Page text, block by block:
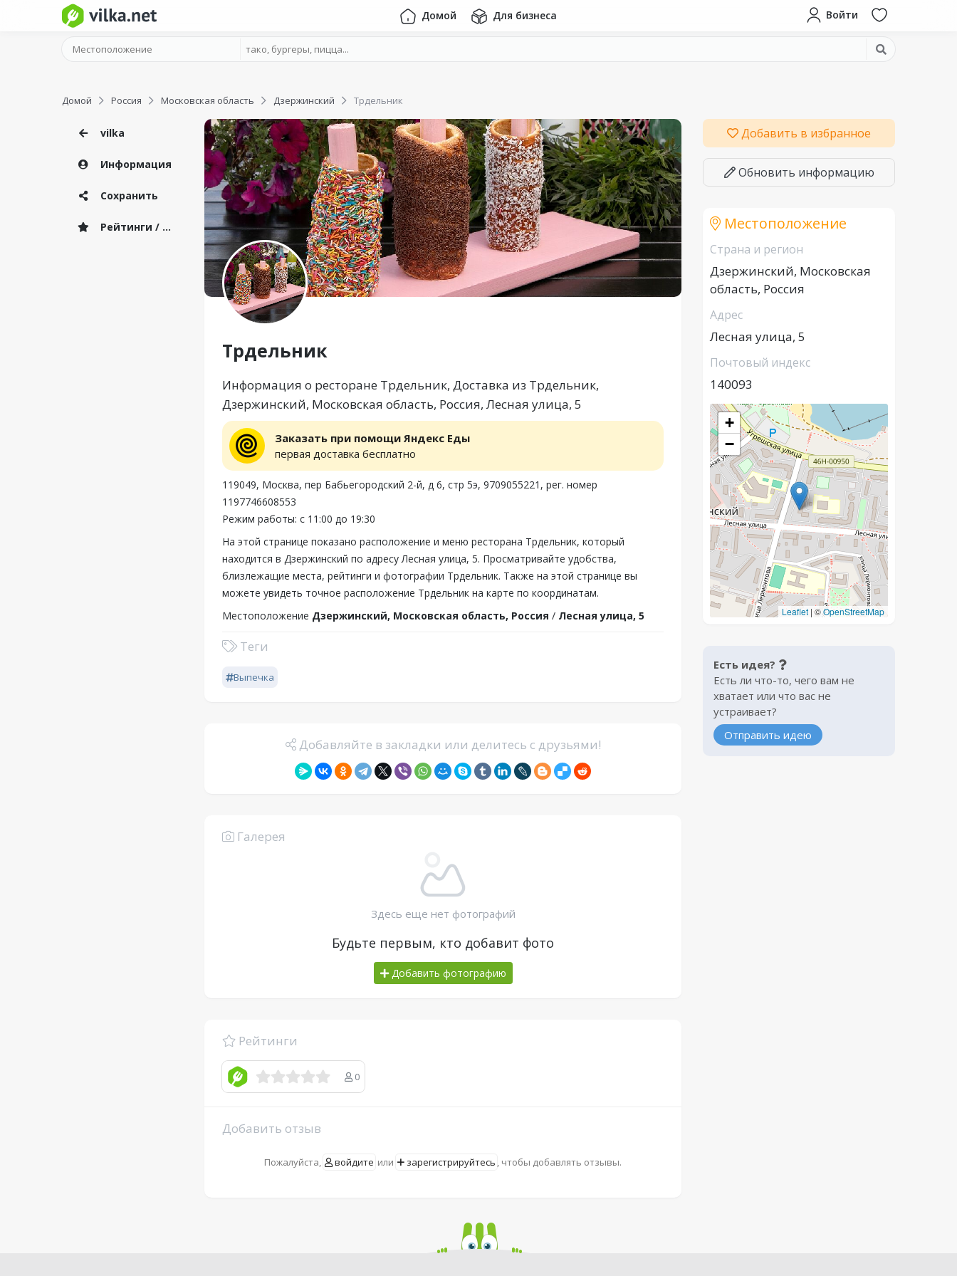
Домой Для бизнеса Войти
Домой Россия Московская область Дзержинский Трдельник
vilka
Информация
Сохранить
Рейтинги / Отзывы
Трдельник
Информация о ресторане Трдельник, Доставка из Трдельник,
Дзержинский, Московская область, Россия, Лесная улица, 5
Заказать при помощи Яндекс Еды
первая доставка бесплатно
119049, Москва, пер Бабьегородский 2-й, д 6, стр 5э, 9709055221, рег. номер
1197746608553
Режим работы: с 11:00 до 19:30
На этой странице показано расположение и меню ресторана Трдельник, который
находится в Дзержинский по адресу Лесная улица, 5. Просматривайте удобства,
близлежащие места, рейтинги и фотографии Трдельник. Также на этой странице вы
можете увидеть точное расположение Трдельник на карте по координатам.
Местоположение Дзержинский, Московская область, Россия / Лесная улица, 5
Теги
Выпечка
Добавляйте в закладки или делитесь с друзьями!
Галерея
Здесь еще нет фотографий
Будьте первым, кто добавит фото
Добавить фотографию
Рейтинги
0
Добавить отзыв
Пожалуйста, войдите или зарегистрируйтесь , чтобы добавлять отзывы.
Добавить в избранное
Обновить информацию
Местоположение
Страна и регион
Дзержинский, Московская
область, Россия
Адрес
Лесная улица, 5
Почтовый индекс
140093
+
−
Leaflet | ©OpenStreetMap
Есть идея?
Есть ли что-то, чего вам не
хватает или что вас не
устраивает?
Отправить идею